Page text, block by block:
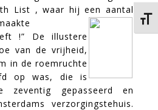
List , waar hij een aantal
!” De illustere
van de vrijheid,
in de roemruchte
op was, die is
zeventig gepasseerd en
verzorgingstehuis.